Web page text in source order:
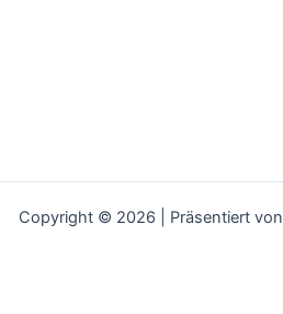
Copyright © 2026 | Präsentiert von